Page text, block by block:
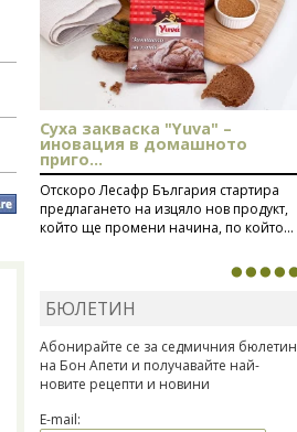
Суха закваска "Yuva" –
иновация в домашното
приго...
Отскоро Лесафр България стартира
предлагането на изцяло нов продукт,
който ще промени начина, по който...
БЮЛЕТИН
Абонирайте се за седмичния бюлетин
на Бон Апети и получавайте най-
новите рецепти и новини
E-mail: